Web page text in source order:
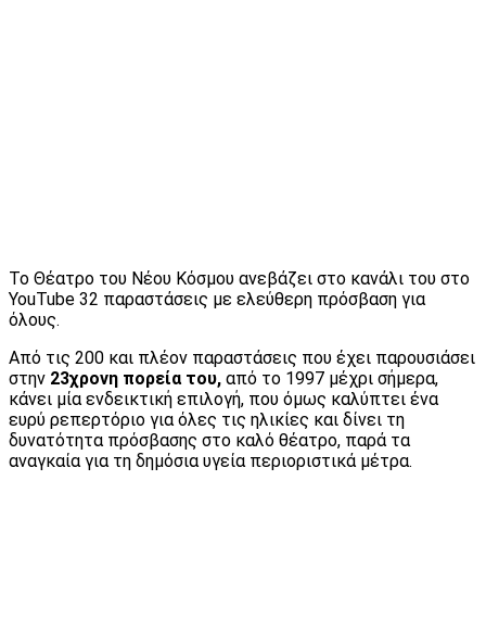
Το Θέατρο του Νέου Κόσμου ανεβάζει στο κανάλι του στο
YouTube 32 παραστάσεις με ελεύθερη πρόσβαση για
όλους.
Από τις 200 και πλέον παραστάσεις που έχει παρουσιάσει
στην 23χρονη πορεία του, από το 1997 μέχρι σήμερα,
κάνει μία ενδεικτική επιλογή, που όμως καλύπτει ένα
ευρύ ρεπερτόριο για όλες τις ηλικίες και δίνει τη
δυνατότητα πρόσβασης στο καλό θέατρο, παρά τα
αναγκαία για τη δημόσια υγεία περιοριστικά μέτρα.